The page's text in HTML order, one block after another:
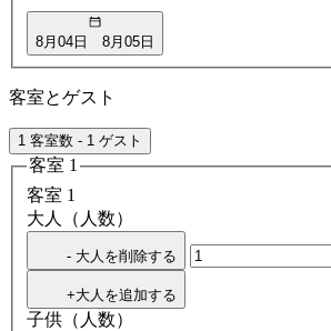
8月04日 8月05日
客室とゲスト
1 客室数 - 1 ゲスト
客室 1
客室 1
大人（人数）
- 大人を削除する
+大人を追加する
子供（人数）